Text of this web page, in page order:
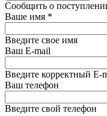
Сообщить о
Ваше имя *
Введите свое имя
Ваш E-mail
Введите корректный E-
Ваш телефон
Введите свой телефон